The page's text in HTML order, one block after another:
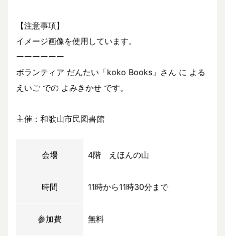
【注意事項】
イメージ画像を使用しています。
ーーーーーー
ボランティア だんたい「koko Books」さん に よる
えいご での よみきかせ です。
主催：和歌山市民図書館
会場 4階 えほんの山
時間 11時から11時30分まで
参加費 無料